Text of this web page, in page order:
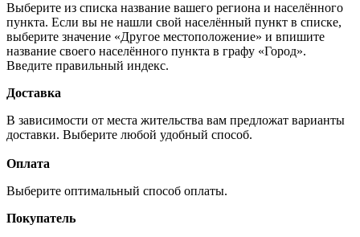
Выберите из списка название вашего региона и населённого
пункта. Если вы не нашли свой населённый пункт в списке,
выберите значение «Другое местоположение» и впишите
название своего населённого пункта в графу «Город».
Введите правильный индекс.
Доставка
В зависимости от места жительства вам предложат варианты
доставки. Выберите любой удобный способ.
Оплата
Выберите оптимальный способ оплаты.
Покупатель